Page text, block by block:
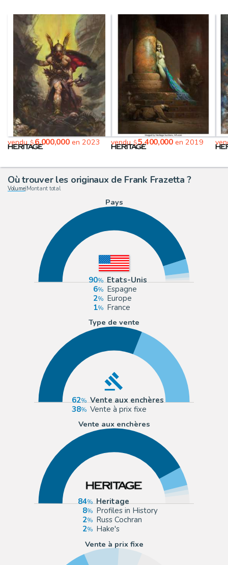
vendu$6,000,000en 2023 vendu$5,400,000en 2019
Où trouver les originaux de Frank Frazetta ?
Volume| Montant total
Pays
90
Etats-Unis
6
Espagne
2
Europe
1
France
Type de vente
62
Vente aux enchères
38
Vente à prix fixe
Vente aux enchères
84
Heritage
8
Profiles in History
2
Russ Cochran
2
Hake's
Vente à prix fixe